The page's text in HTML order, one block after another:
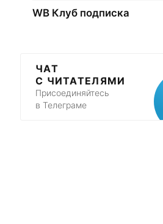
WB Клуб подписка
ЧАТ
С ЧИТАТЕЛЯМИ
Присоединяйтесь
в Телеграме